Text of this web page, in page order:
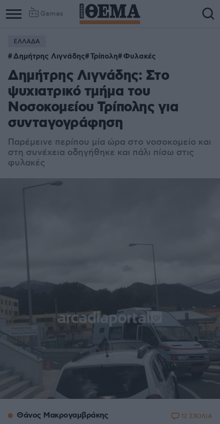
Games
ΕΛΛΑΔΑ
Δημήτρης Λιγνάδης Τρίπολη Φυλακές
Δημήτρης Λιγνάδης: Στο
ψυχιατρικό τμήμα του
Νοσοκομείου Τρίπολης για
συνταγογράφηση
Παρέμεινε περίπου μία ώρα στο νοσοκομείο και
στη συνέχεια οδηγήθηκε και πάλι πίσω στις
φυλακές
Θάνος Μακρογαμβράκης 12 ΣΧΟΛΙΑ